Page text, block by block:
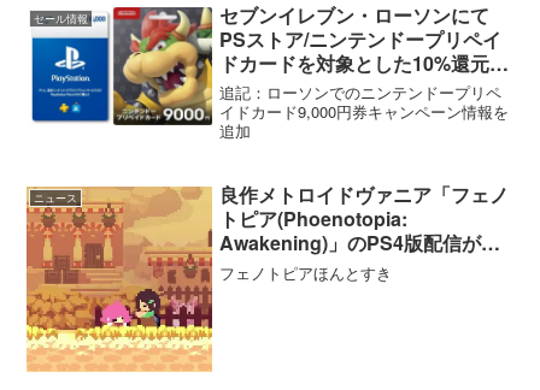
セール情報
セブンイレブン・ローソンにて
PSストア/ニンテンドープリペイ
ドカードを対象とした10%還元キ
ャンペーンがスタート【12/31と
1/1と1/3まで】
追記：ローソンでのニンテンドープリペ
イドカード9,000円券キャンペーン情報を
追加
ニュース
良作メトロイドヴァニア「フェノ
トピア(Phoenotopia:
Awakening)」のPS4版配信が本
日よりスタート
フェノトピアほんとすき